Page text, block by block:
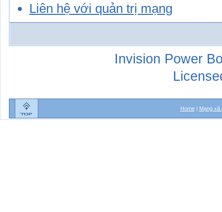
Liên hệ với quản trị mạng
Invision Power
Home| Mạng xã